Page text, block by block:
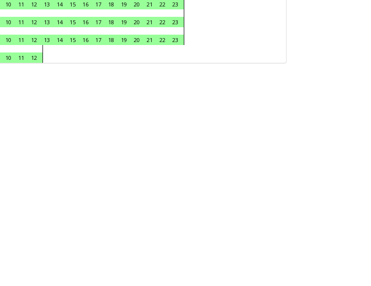
10 11 12 13 14 15 16 17 18 19 20 21 22
23
10 11 12 13 14 15 16 17 18 19 20 21 22
23
10 11 12 13 14 15 16 17 18 19 20 21 22
23
10 11 12